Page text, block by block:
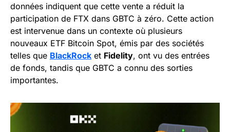
données indiquent que cette vente a réduit la
participation de FTX dans GBTC à zéro. Cette action
est intervenue dans un contexte où plusieurs
nouveaux ETF Bitcoin Spot, émis par des sociétés
telles que BlackRock et Fidelity, ont vu des entrées
de fonds, tandis que GBTC a connu des sorties
importantes.